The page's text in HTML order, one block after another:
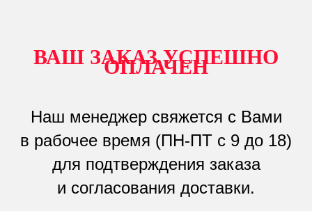
ВАШ ЗАКАЗ УСПЕШНО
ОПЛАЧЕН
Наш менеджер свяжется с Вами
в рабочее время (ПН-ПТ с 9 до 18)
для подтверждения заказа
и согласования доставки.